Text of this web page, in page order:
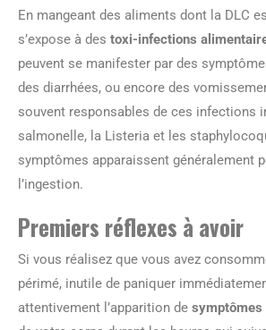
En mangeant des aliments dont la DLC
s’expose à des toxi-infections
peuvent se manifester par des
des diarrhées, ou encore des
souvent responsables de ces infections
salmonelle, la Listeria et les
symptômes apparaissent généralement
l’ingestion.
Premiers réflexes à avoir
Si vous réalisez que vous avez
périmé, inutile de paniquer
attentivement l’apparition de symptômes